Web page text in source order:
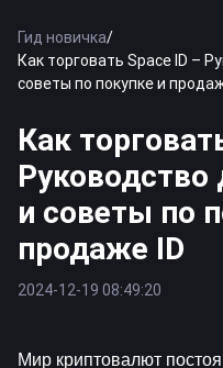
Гид новичка/
Как торговать Space ID –
советы по покупке и
Как
и советы по
продаже ID
2024-12-19 08:49:20
Мир криптовалют